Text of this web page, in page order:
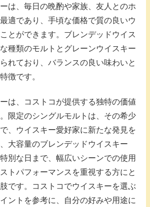
は、毎日の晩酌や家族、友人とのホ
適であり、手頃な価格で質の良いウ
とができます。ブレンデッドウイス
種類のモルトとグレーンウイスキー
れており、バランスの良い味わいと
徴です。
は、コストコが提供する独特の価値
限定のシングルモルトは、その希少
、ウイスキー愛好家に新たな発見を
大容量のブレンデッドウイスキー
別な日まで、幅広いシーンでの使用
トパフォーマンスを重視する方にと
です。コストコでウイスキーを選ぶ
ントを参考に、自分の好みや用途に